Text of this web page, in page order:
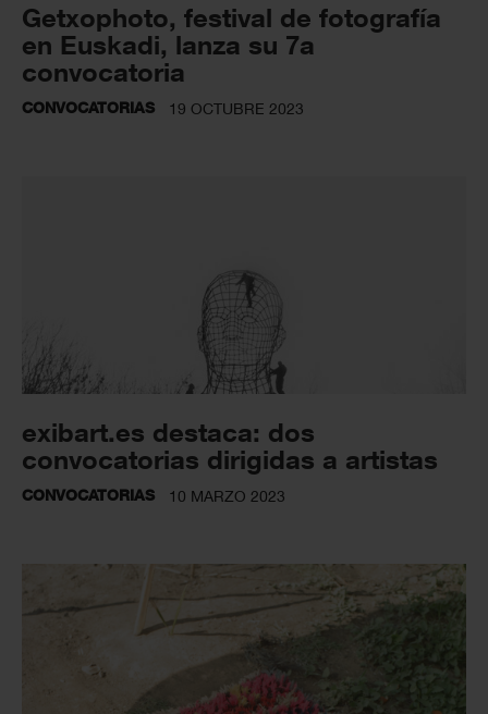
Getxophoto, festival de fotografía
en Euskadi, lanza su 7a
convocatoria
CONVOCATORIAS 19 OCTUBRE 2023
exibart.es destaca: dos
convocatorias dirigidas a artistas
CONVOCATORIAS 10 MARZO 2023